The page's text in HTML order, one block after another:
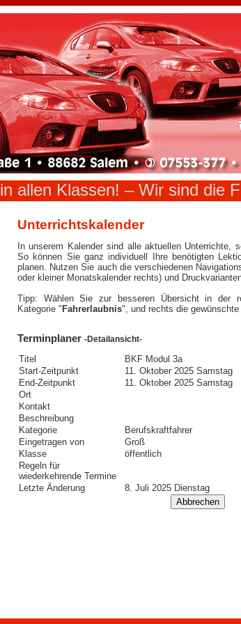
in allen Klassen! –Wir sind die
Unterrichtskalender
In unserem Kalender sind alle aktuellen Unterrichte,
So können Sie ganz individuell Ihre benötigten
planen. Nutzen Sie auch die verschiedenen
Tipp: Wählen Sie zur besseren Übersicht in der
Kategorie " Fahrerlaubnis", und rechts die
Terminplaner -Detailansicht-
Titel
BKF Modul 3a
Start-Zeitpunkt
11. Oktober 2025 Samstag
End-Zeitpunkt
11. Oktober 2025 Samstag
Ort
Kontakt
Beschreibung
Kategorie
Berufskraftfahrer
Eingetragen von
Groß
Klasse
öffentlich
Regeln für
wiederkehrende Termine
Letzte Änderung
8. Juli 2025 Dienstag